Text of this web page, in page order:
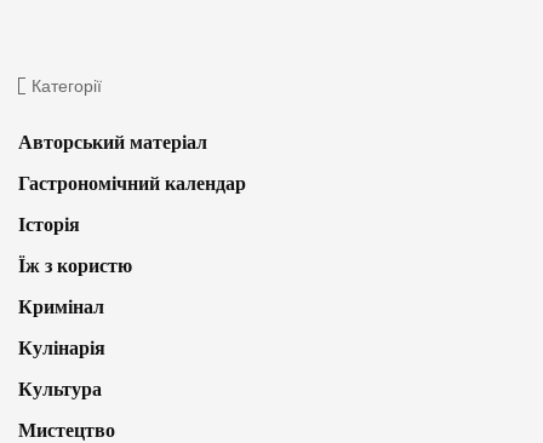
Категорії
Авторський матеріал
Гастрономічний календар
Історія
Їж з користю
Кримінал
Кулінарія
Культура
Мистецтво